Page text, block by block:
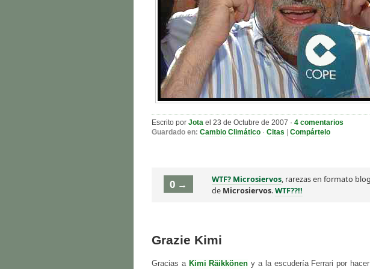
Escrito por Jota el 23 de Octubre de 2007 · 4 comentarios
Guardado en: Cambio Climático · Citas Compártelo
0 → WTF? Microsiervos, rarezas en formato
de Microsiervos.WTF??!!
Grazie Kimi
Gracias a Kimi Räikkönen y a la escudería Ferrari por